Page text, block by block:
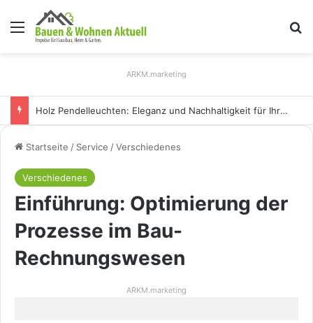
Menü
ARKM.marketing
Holz Pendelleuchten: Eleganz und Nachhaltigkeit für Ihr Zuhause
Startseite / Service /Verschiedenes
Verschiedenes
Einführung: Optimierung der
Prozesse im Bau-
Rechnungswesen
ARKM.marketing